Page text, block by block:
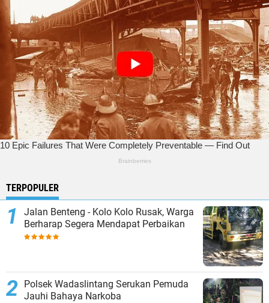
TERPOPULER
Jalan Benteng - Kolo Kolo Rusak, Warga
Berharap Segera Mendapat Perbaikan
Polsek Wadaslintang Serukan Pemuda
Jauhi Bahaya Narkoba